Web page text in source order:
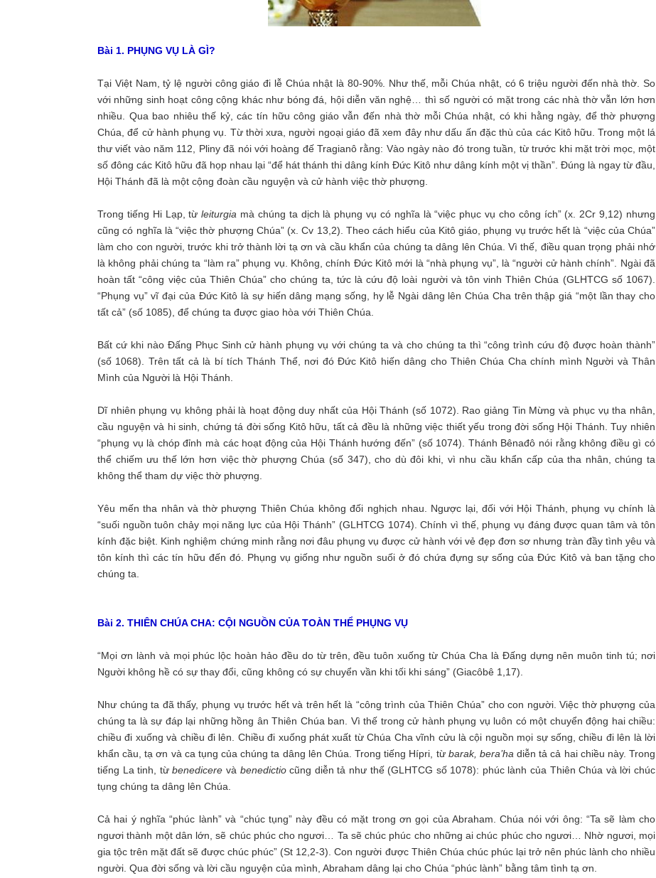
Bài 1. PHỤNG VỤ LÀ GÌ?
Tại Việt Nam, tỷ lệ người công giáo đi lễ Chúa nhật là 80-90%. Như thế, mỗi Chúa nhật, có 6 triệu người đến nhà thờ. So
với những sinh hoạt công cộng khác như bóng đá, hội diễn văn nghệ… thì số người có mặt trong các nhà thờ vẫn lớn hơn
nhiều. Qua bao nhiêu thế kỷ, các tín hữu công giáo vẫn đến nhà thờ mỗi Chúa nhật, có khi hằng ngày, để thờ phượng
Chúa, để cử hành phụng vụ. Từ thời xưa, người ngoại giáo đã xem đây như dấu ấn đặc thù của các Kitô hữu. Trong một lá
thư viết vào năm 112, Pliny đã nói với hoàng đế Tragianô rằng: Vào ngày nào đó trong tuần, từ trước khi mặt trời mọc, một
số đông các Kitô hữu đã họp nhau lại “để hát thánh thi dâng kính Đức Kitô như dâng kính một vị thần”. Đúng là ngay từ đầu,
Hội Thánh đã là một cộng đoàn cầu nguyện và cử hành việc thờ phượng.
Trong tiếng Hi Lạp, từleiturgia mà chúng ta dịch là phụng vụ có nghĩa là “việc phục vụ cho công ích” (x. 2Cr 9,12) nhưng
cũng có nghĩa là “việc thờ phượng Chúa” (x. Cv 13,2). Theo cách hiểu của Kitô giáo, phụng vụ trước hết là “việc của Chúa”
làm cho con người, trước khi trở thành lời tạ ơn và cầu khẩn của chúng ta dâng lên Chúa. Vì thế, điều quan trọng phải nhớ
là không phải chúng ta “làm ra” phụng vụ. Không, chính Đức Kitô mới là “nhà phụng vụ”, là “người cử hành chính”. Ngài đã
hoàn tất “công việc của Thiên Chúa” cho chúng ta, tức là cứu độ loài người và tôn vinh Thiên Chúa (GLHTCG số 1067).
“Phụng vụ” vĩ đại của Đức Kitô là sự hiến dâng mạng sống, hy lễ Ngài dâng lên Chúa Cha trên thập giá “một lần thay cho
tất cả” (số 1085), để chúng ta được giao hòa với Thiên Chúa.
Bất cứ khi nào Đấng Phục Sinh cử hành phụng vụ với chúng ta và cho chúng ta thì “công trình cứu độ được hoàn thành”
(số 1068). Trên tất cả là bí tích Thánh Thể, nơi đó Đức Kitô hiến dâng cho Thiên Chúa Cha chính mình Người và Thân
Mình của Người là Hội Thánh.
Dĩ nhiên phụng vụ không phải là hoạt động duy nhất của Hội Thánh (số 1072). Rao giảng Tin Mừng và phục vụ tha nhân,
cầu nguyện và hi sinh, chứng tá đời sống Kitô hữu, tất cả đều là những việc thiết yếu trong đời sống Hội Thánh. Tuy nhiên
“phụng vụ là chóp đỉnh mà các hoạt động của Hội Thánh hướng đến” (số 1074). Thánh Bênađô nói rằng không điều gì có
thể chiếm ưu thế lớn hơn việc thờ phượng Chúa (số 347), cho dù đôi khi, vì nhu cầu khẩn cấp của tha nhân, chúng ta
không thể tham dự việc thờ phượng.
Yêu mến tha nhân và thờ phượng Thiên Chúa không đối nghịch nhau. Ngược lại, đối với Hội Thánh, phụng vụ chính là
“suối nguồn tuôn chảy mọi năng lực của Hội Thánh” (GLHTCG 1074). Chính vì thế, phụng vụ đáng được quan tâm và tôn
kính đặc biệt. Kinh nghiệm chứng minh rằng nơi đâu phụng vụ được cử hành với vẻ đẹp đơn sơ nhưng tràn đầy tình yêu và
tôn kính thì các tín hữu đến đó. Phụng vụ giống như nguồn suối ở đó chứa đựng sự sống của Đức Kitô và ban tặng cho
chúng ta.
Bài 2. THIÊN CHÚA CHA: CỘI NGUỒN CỦA TOÀN THỂ PHỤNG VỤ
“Mọi ơn lành và mọi phúc lộc hoàn hảo đều do từ trên, đều tuôn xuống từ Chúa Cha là Đấng dựng nên muôn tinh tú; nơi
Người không hề có sự thay đổi, cũng không có sự chuyển vần khi tối khi sáng” (Giacôbê 1,17).
Như chúng ta đã thấy, phụng vụ trước hết và trên hết là “công trình của Thiên Chúa” cho con người. Việc thờ phượng của
chúng ta là sự đáp lại những hồng ân Thiên Chúa ban. Vì thế trong cử hành phụng vụ luôn có một chuyển động hai chiều:
chiều đi xuống và chiều đi lên. Chiều đi xuống phát xuất từ Chúa Cha vĩnh cửu là cội nguồn mọi sự sống, chiều đi lên là lời
khẩn cầu, tạ ơn và ca tụng của chúng ta dâng lên Chúa. Trong tiếng Hípri, từ barak, bera’hadiễn tả cả hai chiều này. Trong
tiếng La tinh, từbenedicere và benedictiocũng diễn tả như thế (GLHTCG số 1078): phúc lành của Thiên Chúa và lời chúc
tụng chúng ta dâng lên Chúa.
Cả hai ý nghĩa “phúc lành” và “chúc tụng” này đều có mặt trong ơn gọi của Abraham. Chúa nói với ông: “Ta sẽ làm cho
ngươi thành một dân lớn, sẽ chúc phúc cho ngươi… Ta sẽ chúc phúc cho những ai chúc phúc cho ngươi… Nhờ ngươi, mọi
gia tộc trên mặt đất sẽ được chúc phúc” (St 12,2-3). Con người được Thiên Chúa chúc phúc lại trở nên phúc lành cho nhiều
người. Qua đời sống và lời cầu nguyện của mình, Abraham dâng lại cho Chúa “phúc lành” bằng tâm tình tạ ơn.